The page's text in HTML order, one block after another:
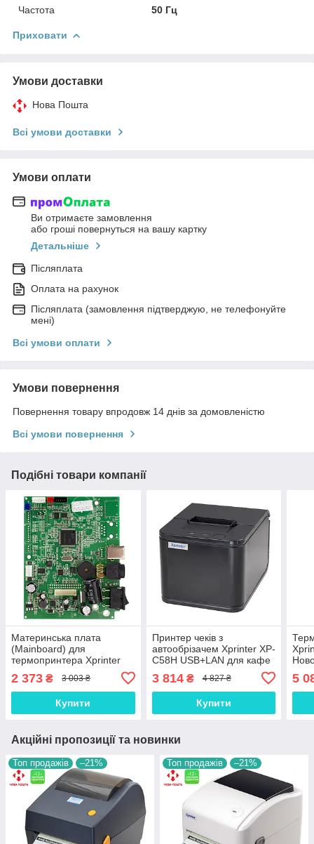
Частота 50 Гц
Приховати
Умови доставки
Нова Пошта
Всі умови доставки
Умови оплати
Ви отримаєте замовлення
або гроші повернуться на вашу картку
Детальніше
Післяплата
Оплата на рахунок
Післяплата (замовлення підтверджую, не телефонуйте
мені)
Всі умови оплати
Умови повернення
Повернення товару впродовж 14 днів за домовленістю
Всі умови повернення
Подібні товари компанії
Материнська плата
(Mainboard) для
термопринтера Xprinter
XP-420B інтерфейс USB,
Gp
2 373 ₴ 3 003 ₴
Купити
Принтер чеків з
автообрізачем Xprinter XP-
C58H USB+LAN для кафе
3 814₴ 4 827 ₴
Купити
5
Акційні пропозиції та новинки
Топ продажів –21% Топ продажів –21%